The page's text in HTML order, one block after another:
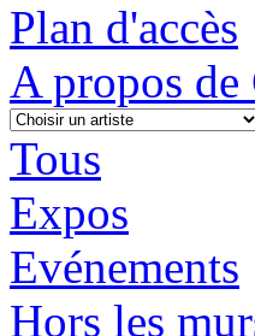
Plan d'accès
A propos
Tous
Expos
Evénements
Hors les